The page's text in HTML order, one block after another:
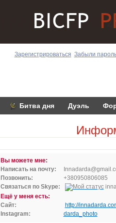
Зарегистрироваться Забыли
Битва дня Дуэль
Вы можете мне:
Написать на почту:
Innadarda@gmail.c
Позвонить:
+380950806085
Связаться по Skype:
Ещё у меня есть:
Сайт:
http://
Instagram:
darda_photo